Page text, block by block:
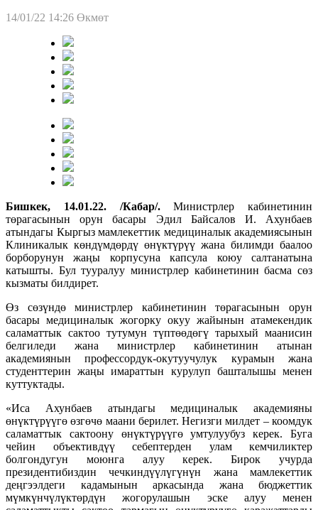
14/01/22 14:26 Өкмөт
Бишкек, 14.01.22. /Кабар/.Министрлер кабинетинин
төрагасынын орун басары Эдил Байсалов И. Ахунбаев
атындагы Кыргыз мамлекеттик медициналык академиясынын
Клиникалык көндүмдөрдү өнүктүрүү жана билимди баалоо
борборунун жаңы корпусуна капсула коюу салтанатына
катышты. Бул тууралуу министрлер кабинетинин басма сөз
кызматы билдирет.
Өз сөзүндө министрлер кабинетинин төрагасынын орун
басары медициналык жогорку окуу жайынын атамекендик
саламаттык сактоо тутумун түптөөдөгү тарыхый маанисин
белгиледи жана министрлер кабинетинин атынан
академиянын профессордук-окутуучулук курамын жана
студенттерин жаңы имараттын курулуп башталышы менен
куттуктады.
«Иса Ахунбаев атындагы медициналык академияны
өнүктүрүүгө өзгөчө маани берилет. Негизги милдет – коомдук
саламаттык сактоону өнүктүрүүгө умтулуубуз керек. Буга
чейин объективдүү себептерден улам кемчиликтер
болгондугун моюнга алуу керек. Бирок учурда
президентибиздин чечкиндүүлүгүнүн жана мамлекеттик
деңгээлдеги кадамынын аркасында жана бюджеттик
мүмкүнчүлүктөрдүн жогорулашын эске алуу менен